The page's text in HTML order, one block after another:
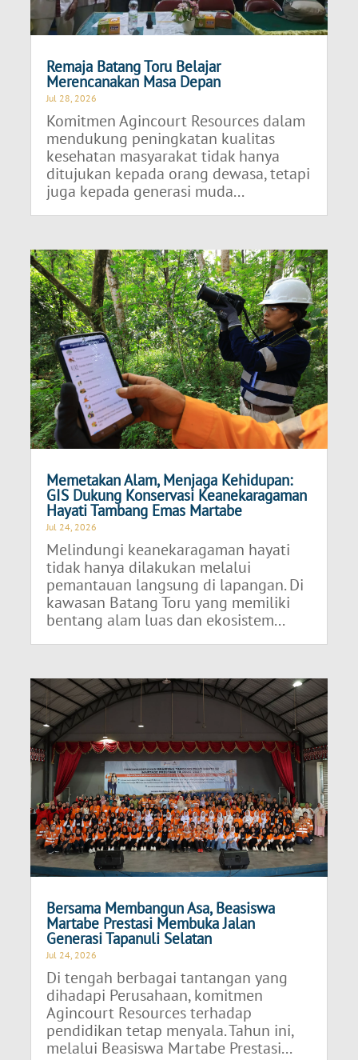
Remaja Batang Toru Belajar
Merencanakan Masa Depan
Jul 28, 2026
Komitmen Agincourt Resources dalam
mendukung peningkatan kualitas
kesehatan masyarakat tidak hanya
ditujukan kepada orang dewasa, tetapi
juga kepada generasi muda...
Memetakan Alam, Menjaga Kehidupan:
GIS Dukung Konservasi Keanekaragaman
Hayati Tambang Emas Martabe
Jul 24, 2026
Melindungi keanekaragaman hayati
tidak hanya dilakukan melalui
pemantauan langsung di lapangan. Di
kawasan Batang Toru yang memiliki
bentang alam luas dan ekosistem...
Bersama Membangun Asa, Beasiswa
Martabe Prestasi Membuka Jalan
Generasi Tapanuli Selatan
Jul 24, 2026
Di tengah berbagai tantangan yang
dihadapi Perusahaan, komitmen
Agincourt Resources terhadap
pendidikan tetap menyala. Tahun ini,
melalui Beasiswa Martabe Prestasi...